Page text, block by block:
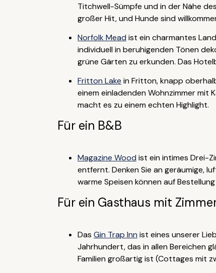
Titchwell-Sümpfe und in der Nähe
großer Hit, und Hunde sind
Norfolk Mead ist ein charmantes
individuell in beruhigenden Tönen
grüne Gärten zu erkunden. Das
Fritton Lake in Fritton, knapp
einem einladenden Wohnzimmer mit
macht es zu einem echten Highlight.
Für ein B&B
Magazine Wood ist ein intimes Drei-
entfernt. Denken Sie an geräumige,
warme Speisen können auf
Für ein Gasthaus mit
Das Gin Trap Inn ist eines unserer
Jahrhundert, das in allen Bereichen
Familien großartig ist (Cottages mit